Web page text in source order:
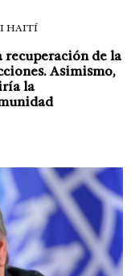
I HAITÍ
recuperación de la
Asimismo,
la